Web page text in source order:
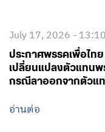
July 17, 2026 - 13:10
ประกาศพรรคเพื่อไท
เปลี่ยนแปลงตัวแทนพ
กรณีลาออกจากตัวแ
อ่านต่อ